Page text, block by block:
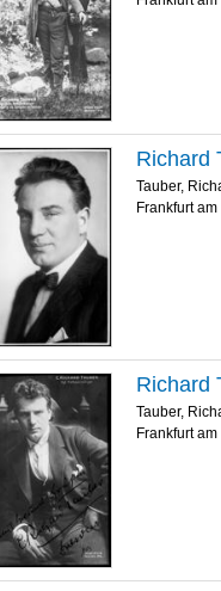
Richard
Tauber,
Frankfurt
Richard
Tauber,
Frankfurt